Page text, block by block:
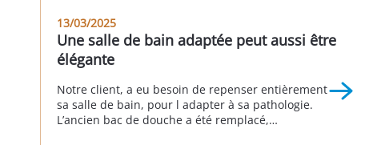
douche à accès large et à fond extra-plat. Un
meuble vasque permettant l’accès avec un
fauteuil roulant a également remplacé […]
13/03/2025
Une salle de bain adaptée peut aussi être
élégante
Notre client, a eu besoin de repenser entièrement
sa salle de bain, pour l adapter à sa pathologie.
L’ancien bac de douche a été remplacé,